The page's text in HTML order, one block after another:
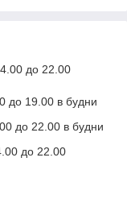
до 22.00
до 19.00 в будни
до 22.00 в будни
до 22.00